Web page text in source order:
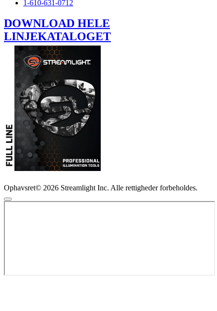
1-610-631-0712
DOWNLOAD HELE
LINJEKATALOGET
Ophavsret© 2026 Streamlight Inc. Alle rettigheder forbeholdes.